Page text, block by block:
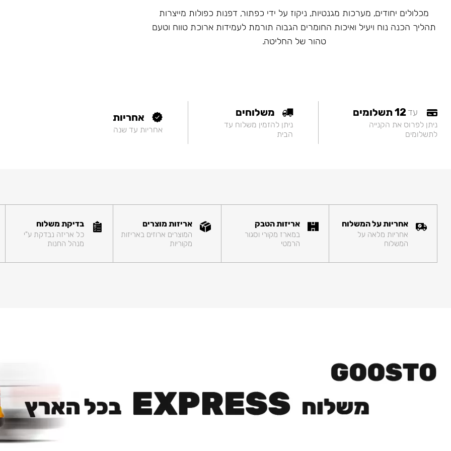
מכלולים יחודים, מערכות מגנטיות, ניקוז על ידי כפתור, דפנות כפולות מייצרות
תהליך הכנה נוח ויעיל ואיכות החומרים הגבוה תורמת לעמידות ארוכת טווח וטעם
טהור של החליטה.
עד12 תשלומים
ניתן לפרוס את הקנייה
לתשלומים
משלוחים
ניתן להזמין משלוח עד
הבית
אחריות
אחריות עד שנה
אחריות על המשלוח
אחריות מלאה על
המשלוח
אריזות הטבק
במארז מקורי וסגור
הרמטי
אריזות מוצרים
המוצרים ארוזים באריזות
מקוריות
בדיקת משלוח
כל אריזה נבדקת ע"י
מנהל החנות